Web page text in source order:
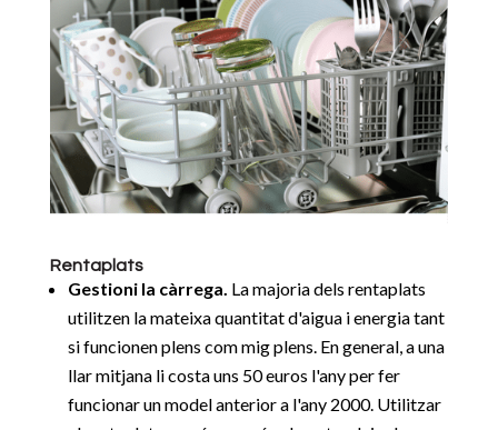
Rentaplats
Gestioni la càrrega. La majoria dels rentaplats
utilitzen la mateixa quantitat d'aigua i energia tant
si funcionen plens com mig plens. En general, a una
llar mitjana li costa uns 50 euros l'any per fer
funcionar un model anterior a l'any 2000. Utilitzar